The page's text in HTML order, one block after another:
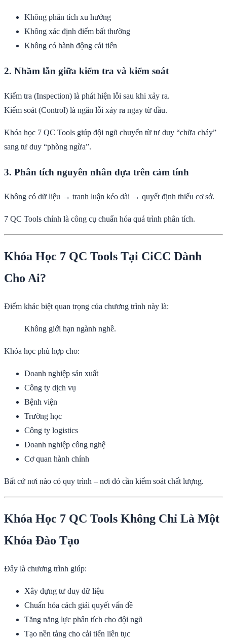
Không phân tích xu hướng
Không xác định điểm bất thường
Không có hành động cải tiến
2. Nhầm lẫn giữa kiểm tra và kiểm soát
Kiểm tra (Inspection) là phát hiện lỗi sau khi xảy ra.
Kiểm soát (Control) là ngăn lỗi xảy ra ngay từ đầu.
Khóa học 7 QC Tools giúp đội ngũ chuyển từ tư duy “chữa cháy”
sang tư duy “phòng ngừa”.
3. Phân tích nguyên nhân dựa trên cảm tính
Không có dữ liệu → tranh luận kéo dài → quyết định thiếu cơ sở.
7 QC Tools chính là công cụ chuẩn hóa quá trình phân tích.
Khóa Học 7 QC Tools Tại CiCC Dành
Cho Ai?
Điểm khác biệt quan trọng của chương trình này là:
Không giới hạn ngành nghề.
Khóa học phù hợp cho:
Doanh nghiệp sản xuất
Công ty dịch vụ
Bệnh viện
Trường học
Công ty logistics
Doanh nghiệp công nghệ
Cơ quan hành chính
Bất cứ nơi nào có quy trình – nơi đó cần kiểm soát chất lượng.
Khóa Học 7 QC Tools Không Chỉ Là Một
Khóa Đào Tạo
Đây là chương trình giúp:
Xây dựng tư duy dữ liệu
Chuẩn hóa cách giải quyết vấn đề
Tăng năng lực phân tích cho đội ngũ
Tạo nền tảng cho cải tiến liên tục